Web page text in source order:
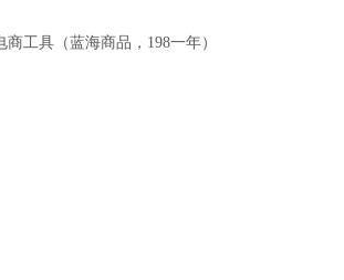
工具（蓝海商品，198一年）